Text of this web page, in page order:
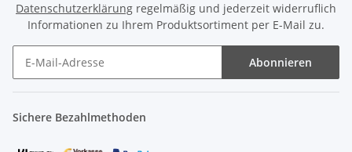
Datenschutzerklärung regelmäßig und jederzeit widerruflich
Informationen zu Ihrem Produktsortiment per E-Mail zu.
Abonnieren
Sichere Bezahlmethoden